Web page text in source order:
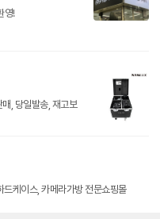
영!
, 당일발송, 재고보
케이스, 카메라가방 전문쇼핑몰